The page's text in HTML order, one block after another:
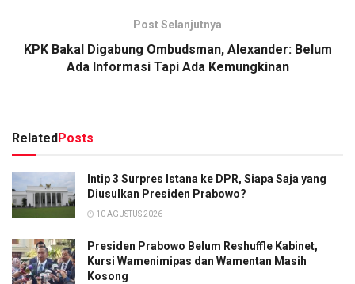
Post Selanjutnya
KPK Bakal Digabung Ombudsman, Alexander: Belum
Ada Informasi Tapi Ada Kemungkinan
Related Posts
Intip 3 Surpres Istana ke DPR, Siapa Saja yang
Diusulkan Presiden Prabowo?
10 AGUSTUS 2026
Presiden Prabowo Belum Reshuffle Kabinet,
Kursi Wamenimipas dan Wamentan Masih
Kosong